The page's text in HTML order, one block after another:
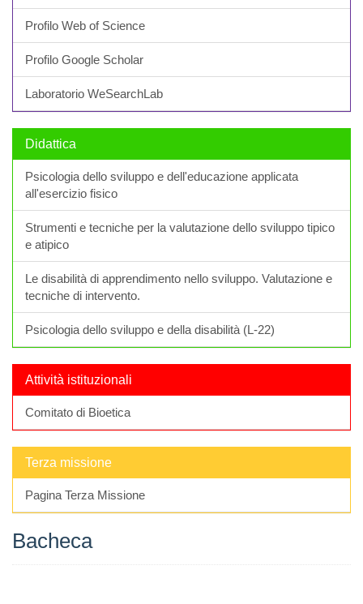
Profilo Web of Science
Profilo Google Scholar
Laboratorio WeSearchLab
Didattica
Psicologia dello sviluppo e dell'educazione applicata
all'esercizio fisico
Strumenti e tecniche per la valutazione dello sviluppo tipico
e atipico
Le disabilità di apprendimento nello sviluppo. Valutazione e
tecniche di intervento.
Psicologia dello sviluppo e della disabilità (L-22)
Attività istituzionali
Comitato di Bioetica
Terza missione
Pagina Terza Missione
Bacheca